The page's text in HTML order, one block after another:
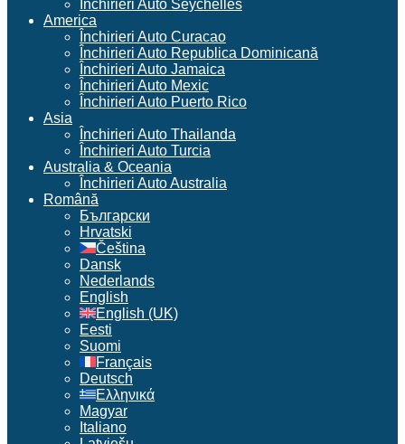
Închirieri Auto Seychelles
America
Închirieri Auto Curacao
Închirieri Auto Republica Dominicană
Închirieri Auto Jamaica
Închirieri Auto Mexic
Închirieri Auto Puerto Rico
Asia
Închirieri Auto Thailanda
Închirieri Auto Turcia
Australia & Oceania
Închirieri Auto Australia
Română
Български
Hrvatski
Čeština
Dansk
Nederlands
English
English (UK)
Eesti
Suomi
Français
Deutsch
Ελληνικά
Magyar
Italiano